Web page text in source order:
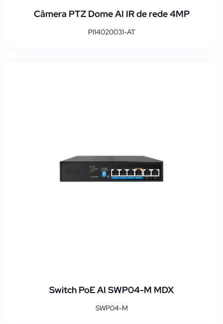
Câmera PTZ Dome AI IR de rede 4MP
PI14020031-AT
Switch PoE AI SWP04-M MDX
SWP04-M